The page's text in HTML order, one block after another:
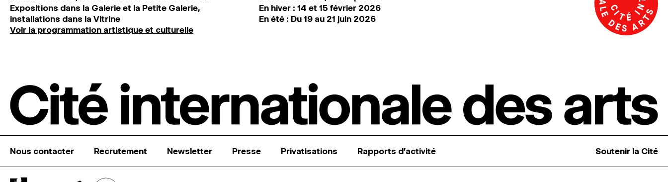
Expositions dans la Galerie et la Petite Galerie,
installations dans la Vitrine
Voir la programmation artistique et culturelle
En hiver : 14 et 15 février 2026
En été : Du 19 au 21 juin 2026
Nous contacter Recrutement Newsletter Presse Privatisations Rapports d’activité Soutenir la Cité